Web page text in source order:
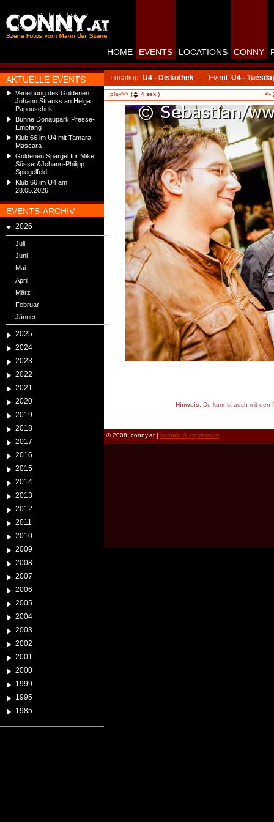
AKTUELLE EVENTS
Verleihung des Goldenen
Johann Strauss an Helga
Papouschek
Bühne Donaupark Presse-
Empfang
Klub 66 im U4 mit Tamara
Mascara
Goldenen Spargel für Mike
Süsser&Johann-Philipp
Spiegelfeld
Klub 66 im U4 am
28.05.2026
EVENTS-ARCHIV
2026
Juli
Juni
Mai
April
März
Februar
Jänner
2025
2024
2023
2022
2021
2020
2019
2018
2017
2016
2015
2014
2013
2012
2011
2010
2009
2008
2007
2006
2005
2004
2003
2002
2001
2000
1999
1995
1985
HOME EVENTS LOCATIONS CONNY
Location: U4 - Diskothek Event: U4 -
play>> ( 4 sek.) <-
Hinweis:Du kannst auch mit den
© 2008: conny.at | kontakt & impressum